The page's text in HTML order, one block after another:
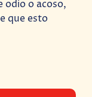
odio o acoso,
que esto